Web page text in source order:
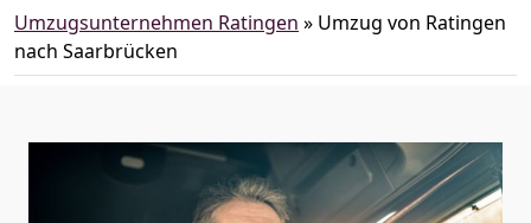
Umzugsunternehmen Ratingen » Umzug von Ratingen
nach Saarbrücken